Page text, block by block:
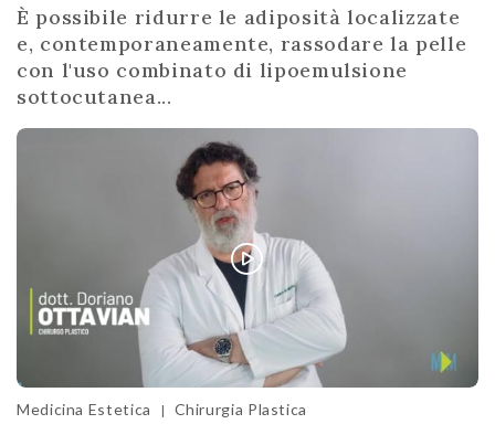
È possibile ridurre le adiposità localizzate
e, contemporaneamente, rassodare la pelle
con l'uso combinato di lipoemulsione
sottocutanea...
Medicina Estetica | Chirurgia Plastica